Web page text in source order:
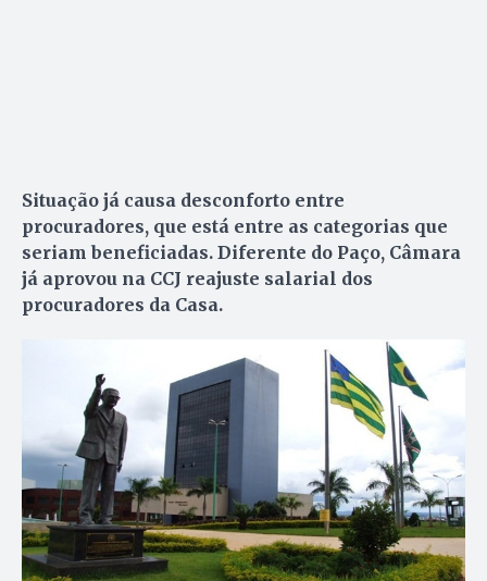
Situação já causa desconforto entre
procuradores, que está entre as categorias que
seriam beneficiadas. Diferente do Paço, Câmara
já aprovou na CCJ reajuste salarial dos
procuradores da Casa.